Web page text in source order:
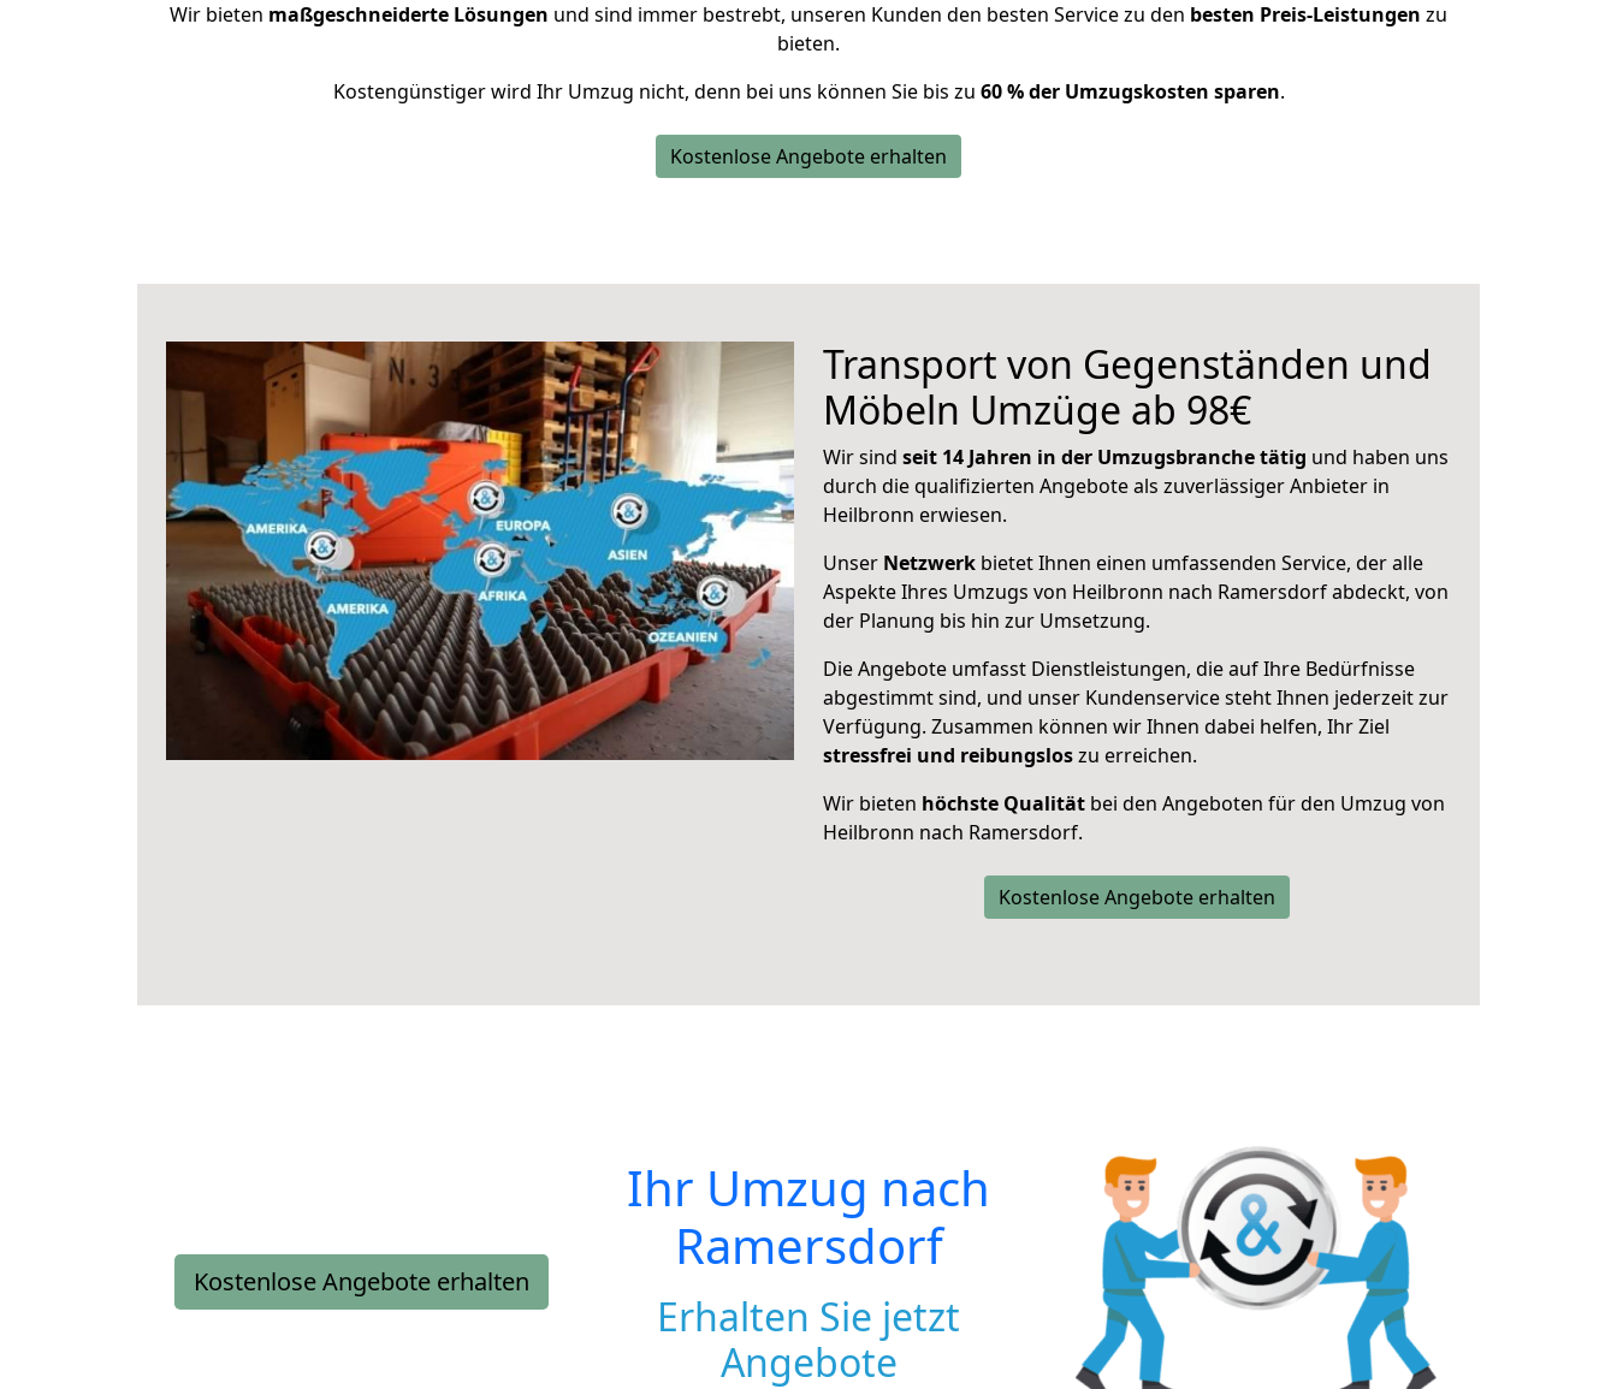
Wir bieten maßgeschneiderte Lösungen und sind immer bestrebt, unseren Kunden den besten Service zu den besten Preis-Leistungen zu
bieten.
Kostengünstiger wird Ihr Umzug nicht, denn bei uns können Sie bis zu 60 % der Umzugskosten sparen.
Kostenlose Angebote erhalten
Transport von Gegenständen und
Möbeln Umzüge ab 98€
Wir sind seit 14 Jahren in der Umzugsbranche tätig und haben uns
durch die qualifizierten Angebote als zuverlässiger Anbieter in
Heilbronn erwiesen.
Unser Netzwerk bietet Ihnen einen umfassenden Service, der alle
Aspekte Ihres Umzugs von Heilbronn nach Ramersdorf abdeckt, von
der Planung bis hin zur Umsetzung.
Die Angebote umfasst Dienstleistungen, die auf Ihre Bedürfnisse
abgestimmt sind, und unser Kundenservice steht Ihnen jederzeit zur
Verfügung. Zusammen können wir Ihnen dabei helfen, Ihr Ziel
stressfrei und reibungsloszu erreichen.
Wir bieten höchste Qualität bei den Angeboten für den Umzug von
Heilbronn nach Ramersdorf.
Kostenlose Angebote erhalten
Kostenlose Angebote erhalten
Ihr Umzug nach
Ramersdorf
Erhalten Sie jetzt
Angebote